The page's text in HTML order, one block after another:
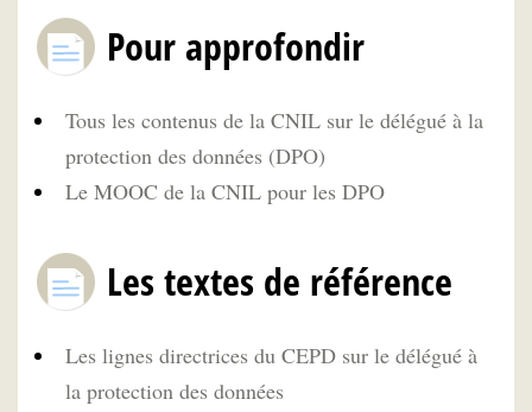
Pour approfondir
Tous les contenus de la CNIL sur le délégué à la
protection des données (DPO)
Le MOOC de la CNIL pour les DPO
Les textes de référence
Les lignes directrices du CEPD sur le délégué à
la protection des données